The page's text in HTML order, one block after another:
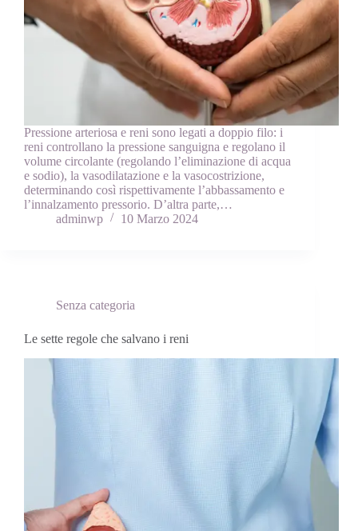
Pressione arteriosa e reni sono legati a doppio filo: i
reni controllano la pressione sanguigna e regolano il
volume circolante (regolando l’eliminazione di acqua
e sodio), la vasodilatazione e la vasocostrizione,
determinando così rispettivamente l’abbassamento e
l’innalzamento pressorio. D’altra parte,…
adminwp
10 Marzo 2024
Senza categoria
Le sette regole che salvano i reni